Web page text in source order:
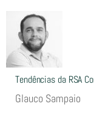
Tendências da RSA
Glauco Sampaio